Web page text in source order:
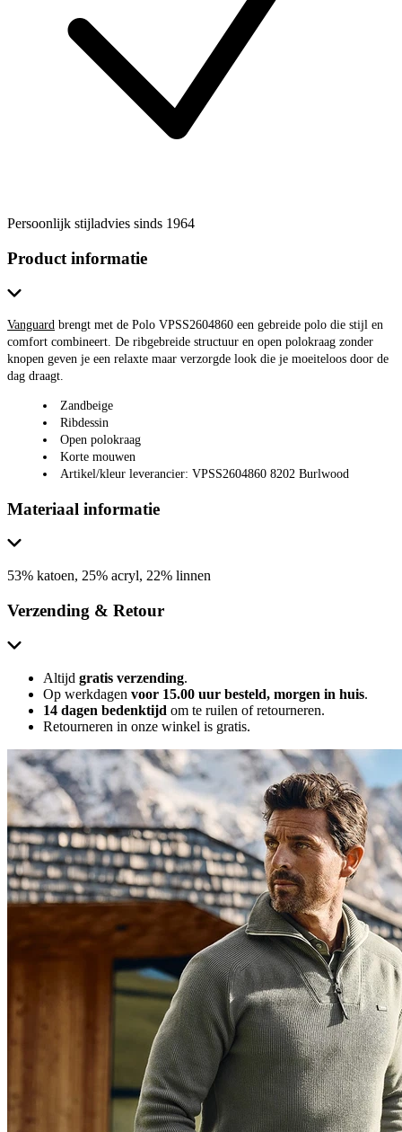
Persoonlijk stijladvies sinds 1964
Product informatie
Vanguard brengt met de Polo VPSS2604860 een gebreide polo die stijl en
comfort combineert. De ribgebreide structuur en open polokraag zonder
knopen geven je een relaxte maar verzorgde look die je moeiteloos door de
dag draagt.
Zandbeige
Ribdessin
Open polokraag
Korte mouwen
Artikel/kleur leverancier: VPSS2604860 8202 Burlwood
Materiaal informatie
53% katoen, 25% acryl, 22% linnen
Verzending & Retour
Altijd gratis verzending.
Op werkdagen voor 15.00 uur besteld, morgen in huis.
14 dagen bedenktijd om te ruilen of retourneren.
Retourneren in onze winkel is gratis.